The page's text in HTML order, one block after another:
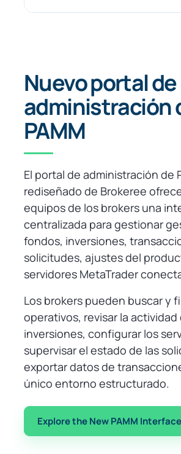
Nuevo portal de
administración
PAMM
El portal de administración de
rediseñado de Brokeree
equipos de los brokers una
centralizada para gestionar
fondos, inversiones,
solicitudes, ajustes del
servidores MetaTrader
Los brokers pueden buscar y
operativos, revisar la
inversiones, configurar los
supervisar el estado de las
exportar datos de
único entorno estructurado.
Explore the New PAMM Interface